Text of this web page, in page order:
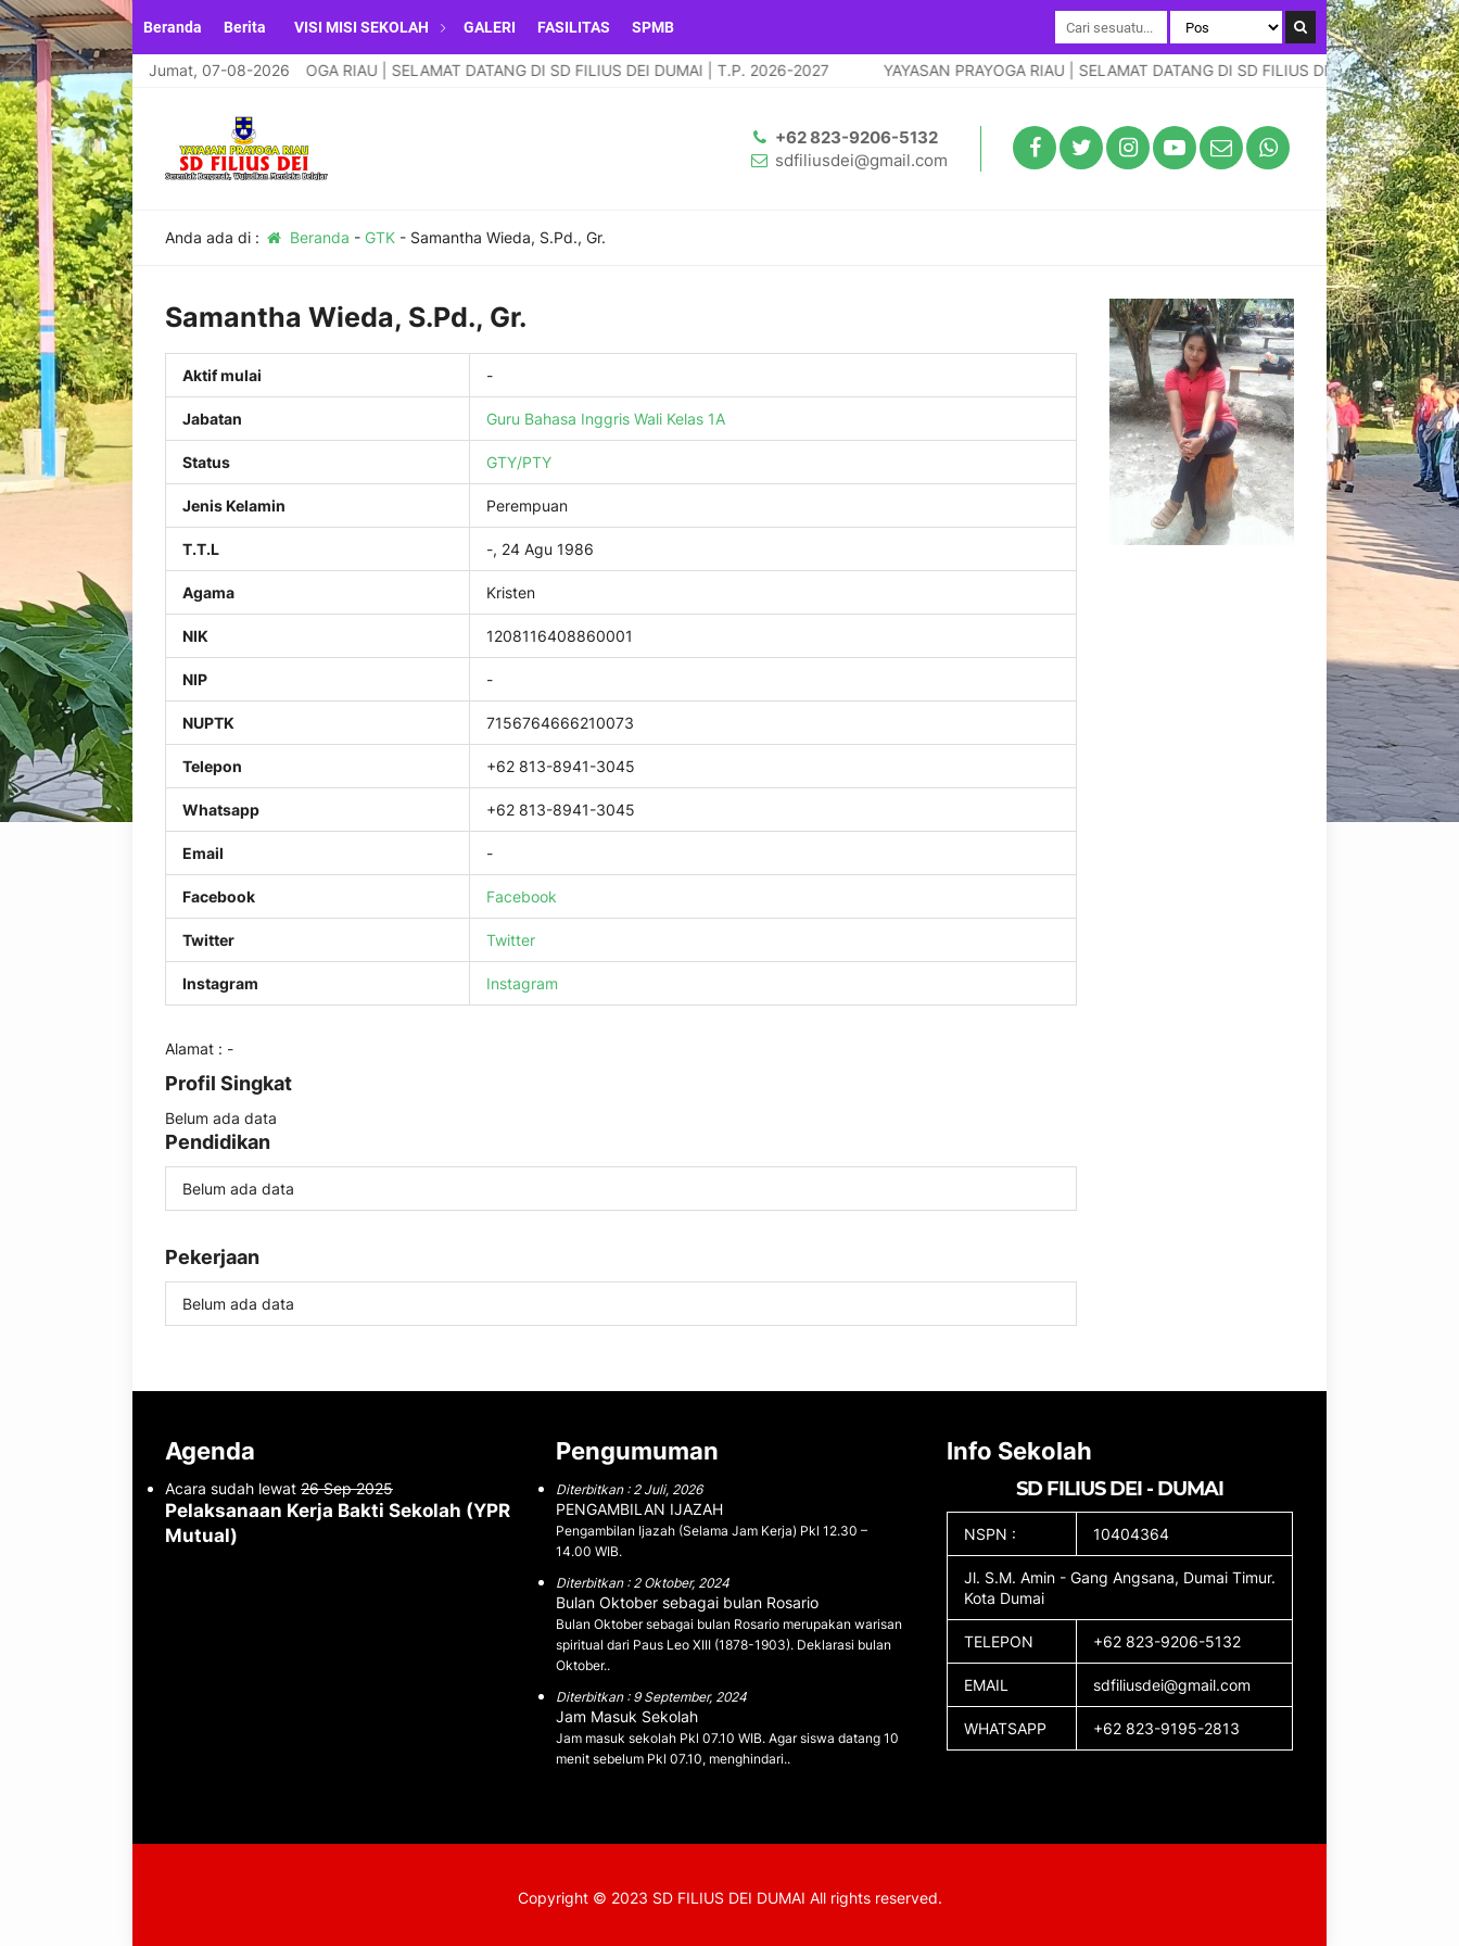
Beranda Berita VISI MISI SEKOLAH GALERI FASILITAS SPMB
Jumat, 07-08-2026
YAYASAN PRAYOGA RIAU | SELAMAT DATANG DI SD FILIUS DEI DUMAI | T.P. 2026-2027 YAYASAN PRAYOGA RIAU | SELAMAT DATANG DI SD FILIUS DEI DUMAI | T.P.
+62 823-9206-5132
sdfiliusdei@gmail.com
Anda ada di : Beranda - GTK- Samantha Wieda, S.Pd., Gr.
Samantha Wieda, S.Pd., Gr.
Aktif mulai -
Jabatan Guru Bahasa Inggris Wali Kelas 1A
Status GTY/PTY
Jenis Kelamin Perempuan
T.T.L -, 24 Agu 1986
Agama Kristen
NIK 1208116408860001
NIP -
NUPTK 7156764666210073
Telepon +62 813-8941-3045
Whatsapp +62 813-8941-3045
Email -
Facebook Facebook
Twitter Twitter
Instagram Instagram
Alamat : -
Profil Singkat
Belum ada data
Pendidikan
Belum ada data
Pekerjaan
Belum ada data
Agenda
Acara sudah lewat 26 Sep 2025
Pelaksanaan Kerja Bakti Sekolah (YPR
Mutual)
Pengumuman
Diterbitkan : 2 Juli, 2026
PENGAMBILAN IJAZAH
Pengambilan Ijazah (Selama Jam Kerja) Pkl 12.30 –
14.00 WIB.
Diterbitkan : 2 Oktober, 2024
Bulan Oktober sebagai bulan Rosario
Bulan Oktober sebagai bulan Rosario merupakan warisan
spiritual dari Paus Leo XIII (1878-1903). Deklarasi bulan
Oktober..
Diterbitkan : 9 September, 2024
Jam Masuk Sekolah
Jam masuk sekolah Pkl 07.10 WIB. Agar siswa datang 10
menit sebelum Pkl 07.10, menghindari..
Info Sekolah
SD FILIUS DEI - DUMAI
NSPN : 10404364
Jl. S.M. Amin - Gang Angsana, Dumai Timur.
Kota Dumai
TELEPON +62 823-9206-5132
EMAIL sdfiliusdei@gmail.com
WHATSAPP +62 823-9195-2813
Copyright © 2023 SD FILIUS DEI DUMAI All rights reserved.